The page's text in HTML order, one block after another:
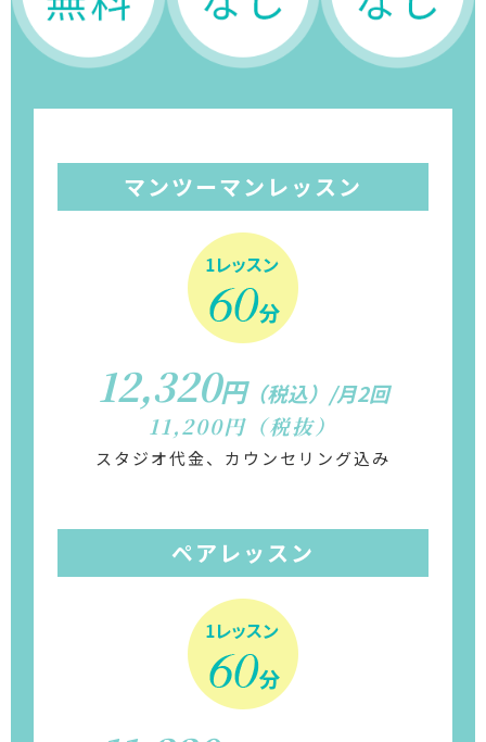
マンツーマンレッスン
12,320円（税込）/月2回
11,200円（税抜）
スタジオ代金、カウンセリング込み
ペアレッスン